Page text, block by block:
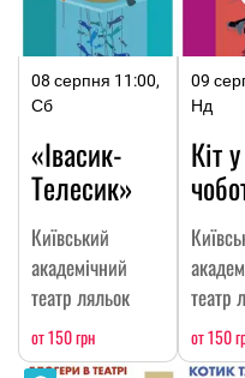
08 серпня 11:00,
Сб
«Івасик-
Телесик»
Київський
академічний
театр ляльок
от 150 грн
09
Нд
Кіт у
театр
от 150